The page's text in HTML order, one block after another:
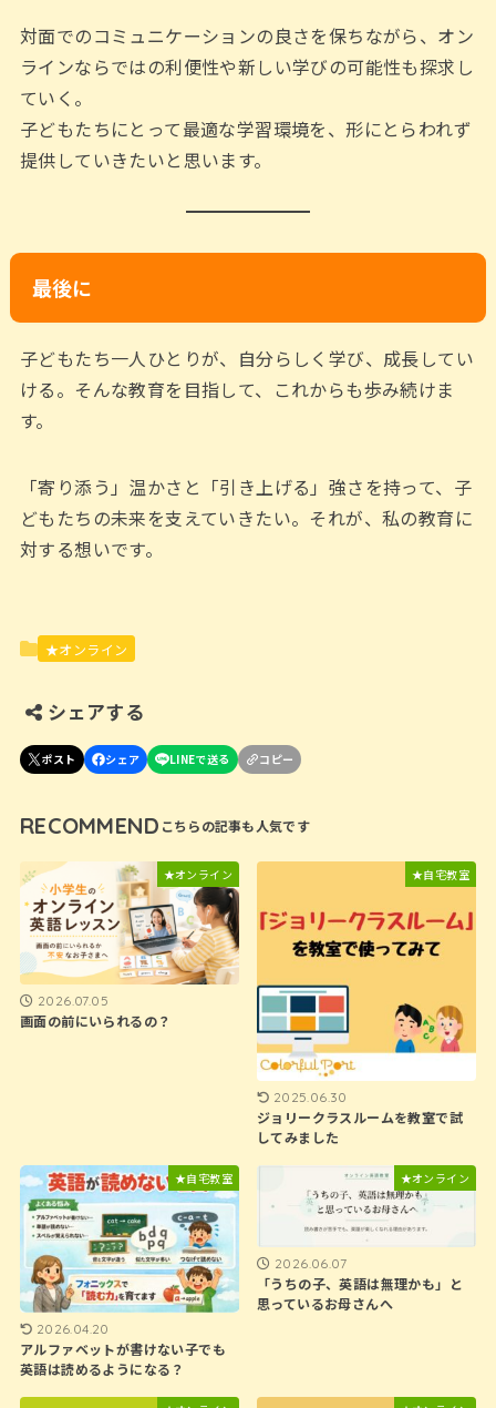
対面でのコミュニケーションの良さを保ちながら、オン
ラインならではの利便性や新しい学びの可能性も探求し
ていく。
子どもたちにとって最適な学習環境を、形にとらわれず
提供していきたいと思います。
最後に
子どもたち一人ひとりが、自分らしく学び、成長してい
ける。そんな教育を目指して、これからも歩み続けま
す。
「寄り添う」温かさと「引き上げる」強さを持って、子
どもたちの未来を支えていきたい。それが、私の教育に
対する想いです。
★オンライン
シェアする
RECOMMEND
★オンライン
2026.07.05
画面の前にいられるの？
★自宅教室
2025.06.30
ジョリークラスルームを教室で試
してみました
★自宅教室
2026.04.20
アルファベットが書けない子でも
英語は読めるようになる？
★オンライン
2026.06.07
「うちの子、英語は無理かも」と
思っているお母さんへ